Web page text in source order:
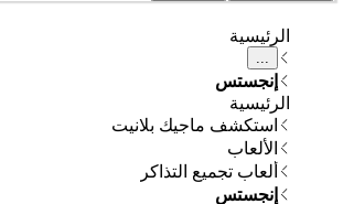
الرئيسية
إنجستس
الرئيسية
استكشف ماجيك بلانيت
الألعاب
ألعاب تجميع التذاكر
إنجستس